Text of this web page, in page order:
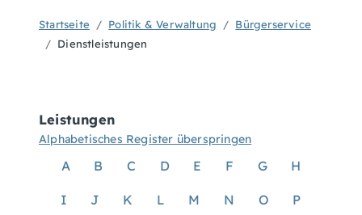
Startseite Politik & Verwaltung
Bürgerservice
Dienstleistungen
Leistungen
Alphabetisches Register überspringen
A B C D E F G H
I J K L M N O P